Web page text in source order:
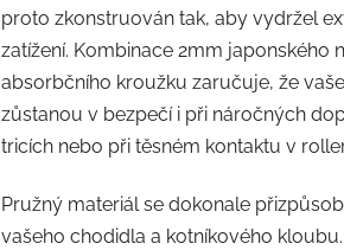
proto zkonstruován tak, aby vydržel
zatížení. Kombinace 2mm japonského
absorbčního kroužku zaručuje, že
zůstanou v bezpečí i při náročných
tricích nebo při těsném kontaktu v
Pružný materiál se dokonale
vašeho chodidla a kotníkového